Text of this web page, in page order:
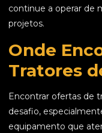
continue a operar de
projetos.
Onde
Tratores
Encontrar ofertas de
desafio,
equipamento que